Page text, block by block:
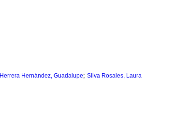
Herrera Hernández, Guadalupe; Silva Rosales, Laura